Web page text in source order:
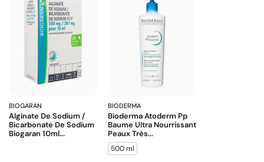
BIOGARAN
Alginate De Sodium /
Bicarbonate De Sodium
Biogaran 10ml...
BIODERMA
Bioderma Atoderm Pp
Baume Ultra Nourrissant
Peaux Très...
500 ml